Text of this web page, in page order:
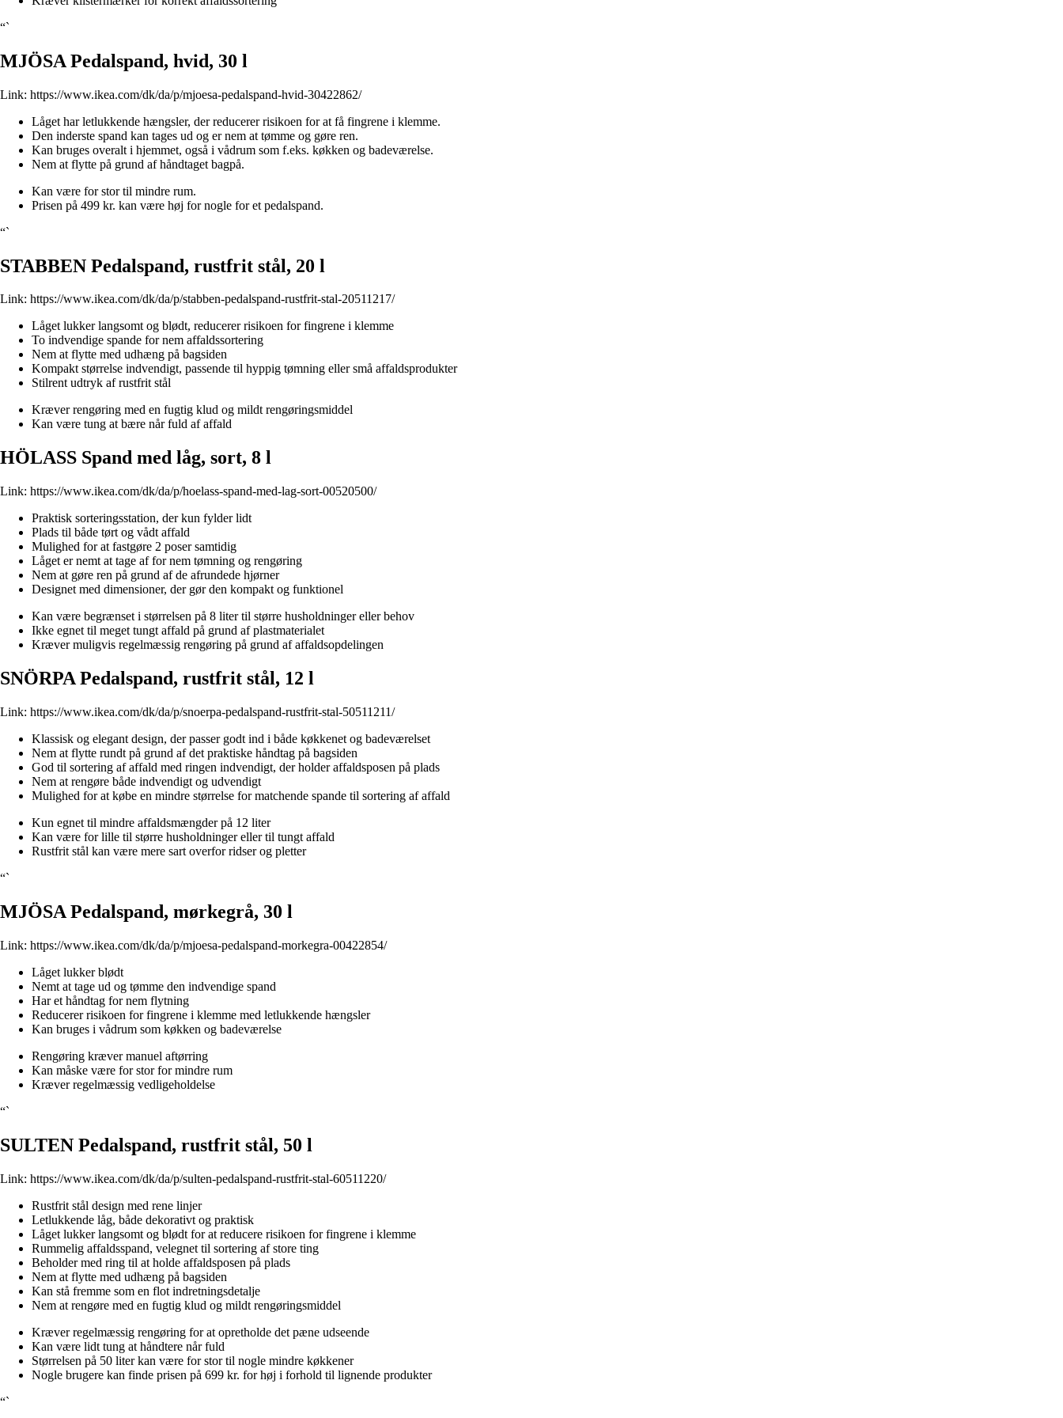
“`
MJÖSA Pedalspand, hvid, 30 l
Link: https://www.ikea.com/dk/da/p/mjoesa-pedalspand-hvid-30422862/
Låget har letlukkende hængsler, der reducerer risikoen for at få fingrene i klemme.
Den inderste spand kan tages ud og er nem at tømme og gøre ren.
Kan bruges overalt i hjemmet, også i vådrum som f.eks. køkken og badeværelse.
Nem at flytte på grund af håndtaget bagpå.
Kan være for stor til mindre rum.
Prisen på 499 kr. kan være høj for nogle for et pedalspand.
“`
STABBEN Pedalspand, rustfrit stål, 20 l
Link: https://www.ikea.com/dk/da/p/stabben-pedalspand-rustfrit-stal-20511217/
Låget lukker langsomt og blødt, reducerer risikoen for fingrene i klemme
To indvendige spande for nem affaldssortering
Nem at flytte med udhæng på bagsiden
Kompakt størrelse indvendigt, passende til hyppig tømning eller små affaldsprodukter
Stilrent udtryk af rustfrit stål
Kræver rengøring med en fugtig klud og mildt rengøringsmiddel
Kan være tung at bære når fuld af affald
HÖLASS Spand med låg, sort, 8 l
Link: https://www.ikea.com/dk/da/p/hoelass-spand-med-lag-sort-00520500/
Praktisk sorteringsstation, der kun fylder lidt
Plads til både tørt og vådt affald
Mulighed for at fastgøre 2 poser samtidig
Låget er nemt at tage af for nem tømning og rengøring
Nem at gøre ren på grund af de afrundede hjørner
Designet med dimensioner, der gør den kompakt og funktionel
Kan være begrænset i størrelsen på 8 liter til større husholdninger eller behov
Ikke egnet til meget tungt affald på grund af plastmaterialet
Kræver muligvis regelmæssig rengøring på grund af affaldsopdelingen
SNÖRPA Pedalspand, rustfrit stål, 12 l
Link: https://www.ikea.com/dk/da/p/snoerpa-pedalspand-rustfrit-stal-50511211/
Klassisk og elegant design, der passer godt ind i både køkkenet og badeværelset
Nem at flytte rundt på grund af det praktiske håndtag på bagsiden
God til sortering af affald med ringen indvendigt, der holder affaldsposen på plads
Nem at rengøre både indvendigt og udvendigt
Mulighed for at købe en mindre størrelse for matchende spande til sortering af affald
Kun egnet til mindre affaldsmængder på 12 liter
Kan være for lille til større husholdninger eller til tungt affald
Rustfrit stål kan være mere sart overfor ridser og pletter
“`
MJÖSA Pedalspand, mørkegrå, 30 l
Link: https://www.ikea.com/dk/da/p/mjoesa-pedalspand-morkegra-00422854/
Låget lukker blødt
Nemt at tage ud og tømme den indvendige spand
Har et håndtag for nem flytning
Reducerer risikoen for fingrene i klemme med letlukkende hængsler
Kan bruges i vådrum som køkken og badeværelse
Rengøring kræver manuel aftørring
Kan måske være for stor for mindre rum
Kræver regelmæssig vedligeholdelse
“`
SULTEN Pedalspand, rustfrit stål, 50 l
Link: https://www.ikea.com/dk/da/p/sulten-pedalspand-rustfrit-stal-60511220/
Rustfrit stål design med rene linjer
Letlukkende låg, både dekorativt og praktisk
Låget lukker langsomt og blødt for at reducere risikoen for fingrene i klemme
Rummelig affaldsspand, velegnet til sortering af store ting
Beholder med ring til at holde affaldsposen på plads
Nem at flytte med udhæng på bagsiden
Kan stå fremme som en flot indretningsdetalje
Nem at rengøre med en fugtig klud og mildt rengøringsmiddel
Kræver regelmæssig rengøring for at opretholde det pæne udseende
Kan være lidt tung at håndtere når fuld
Størrelsen på 50 liter kan være for stor til nogle mindre køkkener
Nogle brugere kan finde prisen på 699 kr. for høj i forhold til lignende produkter
“`